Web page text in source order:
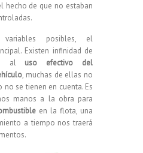
hecho de que no estaban
posibles, el
Existen infinidad de
al uso efectivo del
, muchas de ellas no
no se tienen en cuenta. Es
manos a la obra para
en la flota, una
a tiempo nos traerá